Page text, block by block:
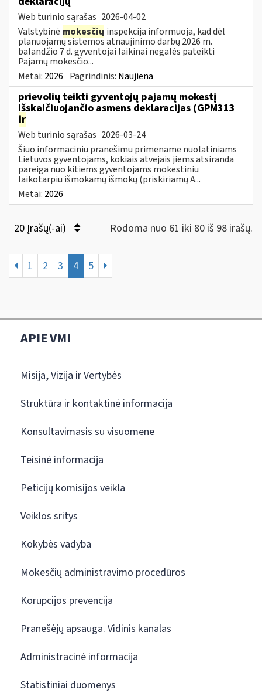
Web turinio sąrašas 2026-04-02
Valstybinė mokesčių inspekcija informuoja, kad dėl
planuojamų sistemos atnaujinimo darbų 2026 m.
balandžio 7 d. gyventojai laikinai negalės pateikti
Pajamų mokesčio...
Metai: 2026 Pagrindinis: Naujiena
prievolių teikti gyventojų pajamų mokestį
išskaičiuojančio asmens deklaracijas (GPM313
ir
Web turinio sąrašas 2026-03-24
Šiuo informaciniu pranešimu primename nuolatiniams
Lietuvos gyventojams, kokiais atvejais jiems atsiranda
pareiga nuo kitiems gyventojams mokestiniu
laikotarpiu išmokamų išmokų (priskiriamų A...
Metai: 2026
20 Įrašų(-ai) Rodoma nuo 61 iki 80 iš 98 irašų.
1 2 3 4 5
APIE VMI
Misija, Vizija ir Vertybės
Struktūra ir kontaktinė informacija
Konsultavimasis su visuomene
Teisinė informacija
Peticijų komisijos veikla
Veiklos sritys
Kokybės vadyba
Mokesčių administravimo procedūros
Korupcijos prevencija
Pranešėjų apsauga. Vidinis kanalas
Administracinė informacija
Statistiniai duomenys